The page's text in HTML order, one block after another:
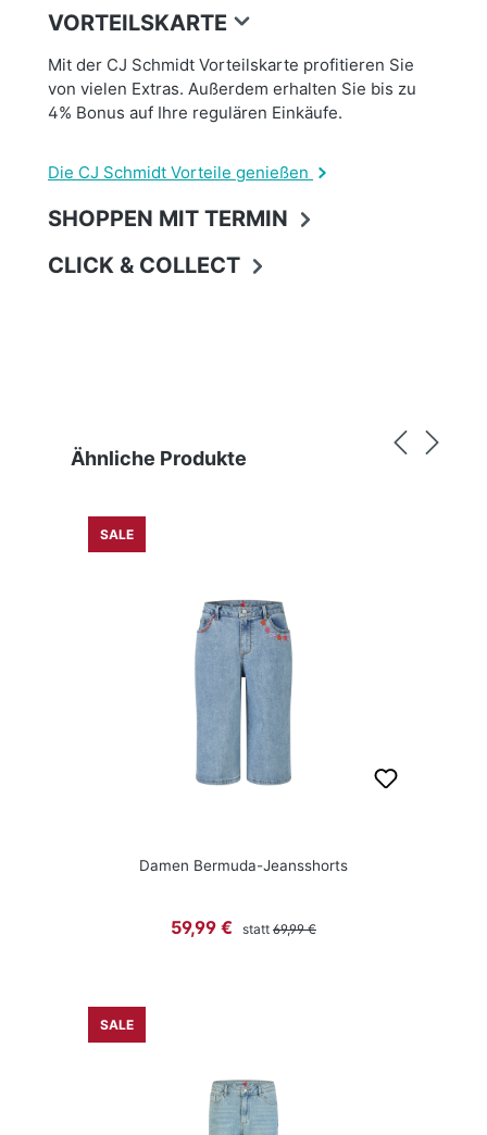
VORTEILSKARTE
Mit der CJ Schmidt Vorteilskarte profitieren Sie
von vielen Extras. Außerdem erhalten Sie bis zu
4% Bonus auf Ihre regulären Einkäufe.
Die CJ Schmidt Vorteile genießen
SHOPPEN MIT TERMIN
CLICK & COLLECT
Produktgalerie überspringen
Ähnliche Produkte
SALE
Damen Bermuda-Jeansshorts
Verkaufspreis:
59,99 € statt Regulärer Preis:
69,99 €
SALE